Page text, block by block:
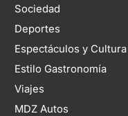
Sociedad
Deportes
Espectáculos y Cultura
Estilo Gastronomía
Viajes
MDZ Autos